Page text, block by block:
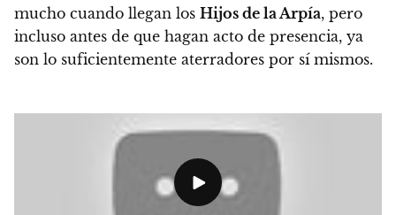
mucho cuando llegan los Hijos de la Arpía, pero
incluso antes de que hagan acto de presencia, ya
son lo suficientemente aterradores por sí mismos.